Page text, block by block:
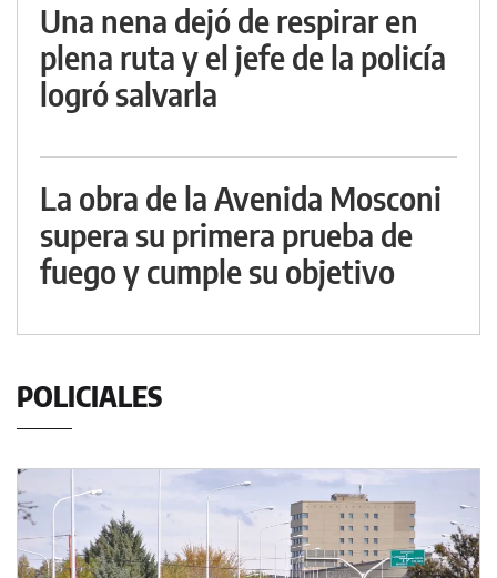
Una nena dejó de respirar en
plena ruta y el jefe de la policía
logró salvarla
La obra de la Avenida Mosconi
supera su primera prueba de
fuego y cumple su objetivo
POLICIALES